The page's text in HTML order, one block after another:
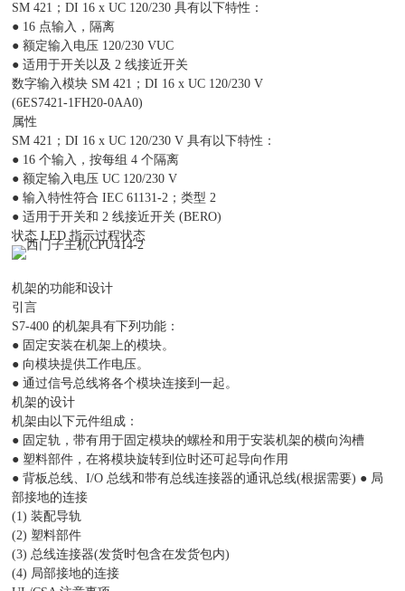
SM 421；DI 16 x UC 120/230 具有以下特性：
● 16 点输入，隔离
● 额定输入电压 120/230 VUC
● 适用于开关以及 2 线接近开关
数字输入模块 SM 421；DI 16 x UC 120/230 V
(6ES7421-1FH20-0AA0)
属性
SM 421；DI 16 x UC 120/230 V 具有以下特性：
● 16 个输入，按每组 4 个隔离
● 额定输入电压 UC 120/230 V
● 输入特性符合 IEC 61131-2；类型 2
● 适用于开关和 2 线接近开关 (BERO)
状态 LED 指示过程状态
机架的功能和设计
引言
S7-400 的机架具有下列功能：
● 固定安装在机架上的模块。
● 向模块提供工作电压。
● 通过信号总线将各个模块连接到一起。
机架的设计
机架由以下元件组成：
● 固定轨，带有用于固定模块的螺栓和用于安装机架的横向沟槽
● 塑料部件，在将模块旋转到位时还可起导向作用
● 背板总线、I/O 总线和带有总线连接器的通讯总线(根据需要) ● 局
部接地的连接
(1) 装配导轨
(2) 塑料部件
(3) 总线连接器(发货时包含在发货包内)
(4) 局部接地的连接